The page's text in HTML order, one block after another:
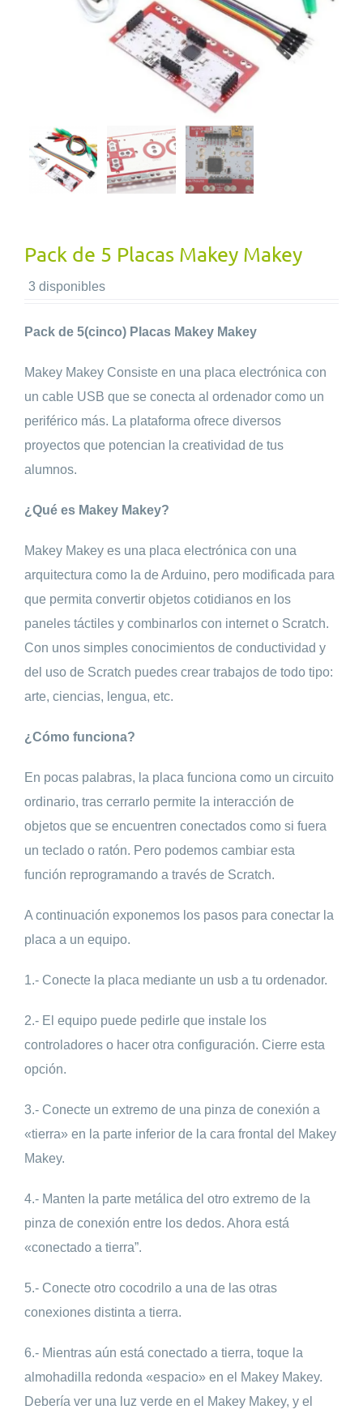
Pack de 5 Placas Makey Makey
3 disponibles
Pack de 5(cinco) Placas Makey Makey
Makey Makey Consiste en una placa electrónica con
un cable USB que se conecta al ordenador como un
periférico más. La plataforma ofrece diversos
proyectos que potencian la creatividad de tus
alumnos.
¿Qué es Makey Makey?
Makey Makey es una placa electrónica con una
arquitectura como la de Arduino, pero modificada para
que permita convertir objetos cotidianos en los
paneles táctiles y combinarlos con internet o Scratch.
Con unos simples conocimientos de conductividad y
del uso de Scratch puedes crear trabajos de todo tipo:
arte, ciencias, lengua, etc.
¿Cómo funciona?
En pocas palabras, la placa funciona como un circuito
ordinario, tras cerrarlo permite la interacción de
objetos que se encuentren conectados como si fuera
un teclado o ratón. Pero podemos cambiar esta
función reprogramando a través de Scratch.
A continuación exponemos los pasos para conectar la
placa a un equipo.
1.- Conecte la placa mediante un usb a tu ordenador.
2.- El equipo puede pedirle que instale los
controladores o hacer otra configuración. Cierre esta
opción.
3.- Conecte un extremo de una pinza de conexión a
«tierra» en la parte inferior de la cara frontal del Makey
Makey.
4.- Manten la parte metálica del otro extremo de la
pinza de conexión entre los dedos. Ahora está
«conectado a tierra”.
5.- Conecte otro cocodrilo a una de las otras
conexiones distinta a tierra.
6.- Mientras aún está conectado a tierra, toque la
almohadilla redonda «espacio» en el Makey Makey.
Debería ver una luz verde en el Makey Makey, y el